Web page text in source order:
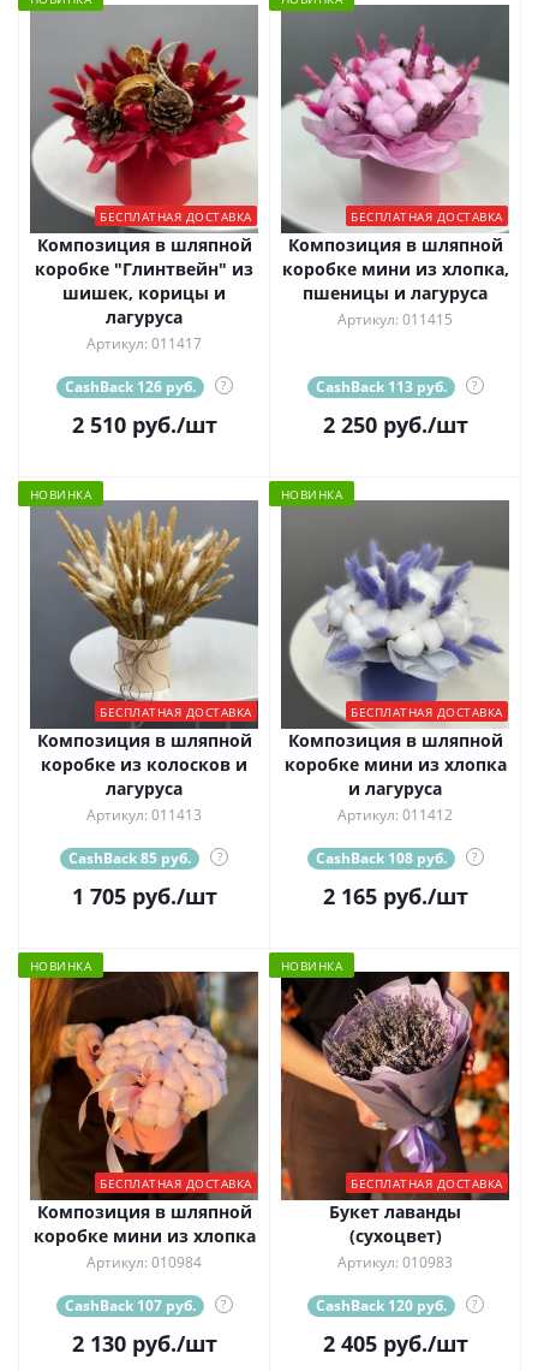
БЕСПЛАТНАЯ ДОСТАВКА
Композиция в шляпной
коробке "Глинтвейн" из
шишек, корицы и
лагуруса
Артикул: 011417
CashBack 126 руб. ?
2 510руб./шт
БЕСПЛАТНАЯ ДОСТАВКА
Композиция в шляпной
коробке мини из хлопка,
пшеницы и лагуруса
Артикул: 011415
CashBack 113 руб. ?
2 250руб./шт
НОВИНКА
БЕСПЛАТНАЯ ДОСТАВКА
Композиция в шляпной
коробке из колосков и
лагуруса
Артикул: 011413
CashBack 85 руб. ?
1 705руб./шт
НОВИНКА
БЕСПЛАТНАЯ ДОСТАВКА
Композиция в шляпной
коробке мини из хлопка
и лагуруса
Артикул: 011412
CashBack 108 руб. ?
2 165руб./шт
НОВИНКА
БЕСПЛАТНАЯ ДОСТАВКА
Композиция в шляпной
коробке мини из хлопка
Артикул: 010984
CashBack 107 руб. ?
2 130руб./шт
НОВИНКА
БЕСПЛАТНАЯ ДОСТАВКА
Букет лаванды
(сухоцвет)
Артикул: 010983
CashBack 120 руб. ?
2 405руб./шт